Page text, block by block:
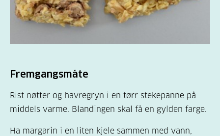
Fremgangsmåte
Rist nøtter og havregryn i en tørr stekepanne på
middels varme. Blandingen skal få en gylden farge.
Ha margarin i en liten kjele sammen med vann,